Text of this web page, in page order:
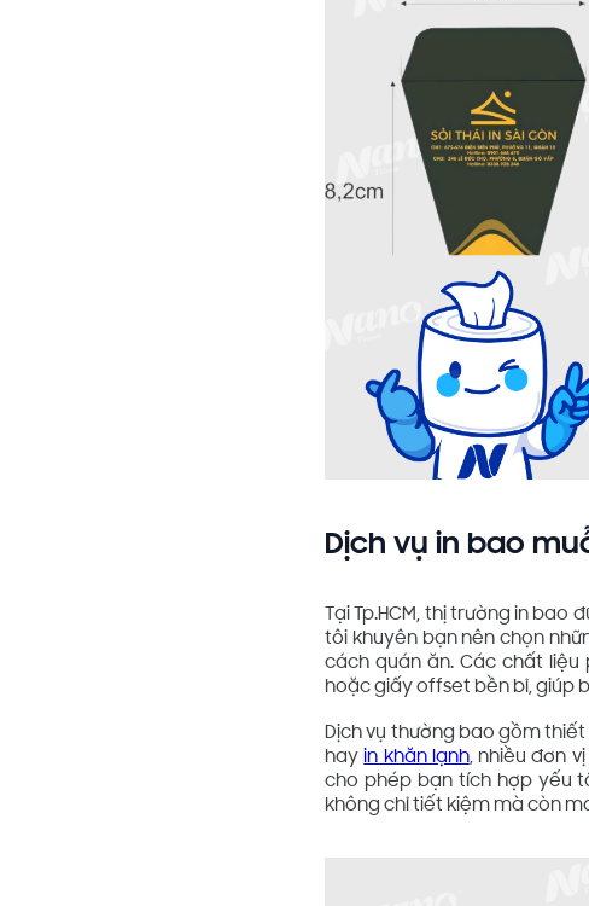
Dịch vụ in bao
Tại Tp.HCM, thị trường in bao
tôi khuyên bạn nên chọn
cách quán ăn. Các chất
hoặc giấy offset bền bỉ, giúp
Dịch vụ thường bao gồm
hayin khăn lạnh, nhiều đơn
cho phép bạn tích hợp yếu
không chỉ tiết kiệm mà còn